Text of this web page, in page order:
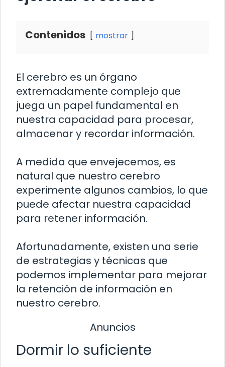
Contenidos mostrar
El cerebro es un órgano
extremadamente complejo que
juega un papel fundamental en
nuestra capacidad para procesar,
almacenar y recordar información.
A medida que envejecemos, es
natural que nuestro cerebro
experimente algunos cambios, lo que
puede afectar nuestra capacidad
para retener información.
Afortunadamente, existen una serie
de estrategias y técnicas que
podemos implementar para mejorar
la retención de información en
nuestro cerebro.
Anuncios
Dormir lo suficiente